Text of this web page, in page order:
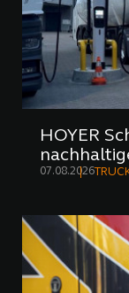
HOYER
07.08.2026